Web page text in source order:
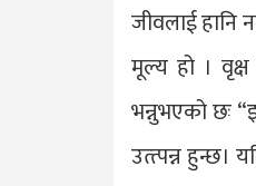
जीवलाई हानि
मूल्य हो । वृक्ष
भन्नुभएको छः
उत्त्पन्न हुन्छ।